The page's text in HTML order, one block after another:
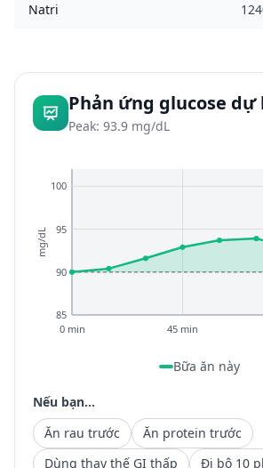
Natri
Phản ứng glucose dự
Peak: 93.9 mg/dL
85
90
95
100
0 min 45 min
mg/dL
Bữa ăn này
Nếu bạn...
Ăn rau trước
Ăn protein trước
Dùng thay thế GI thấp
Đi bộ 10